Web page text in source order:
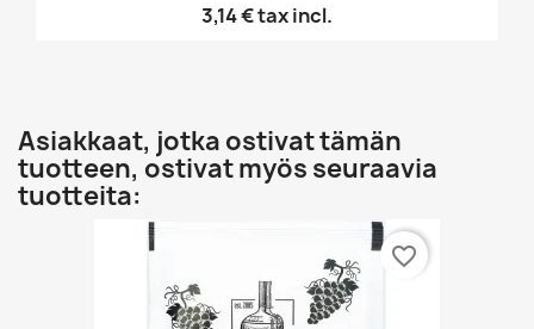
3,14 €tax incl.
Asiakkaat, jotka ostivat tämän
tuotteen, ostivat myös seuraavia
tuotteita:
favorite_border